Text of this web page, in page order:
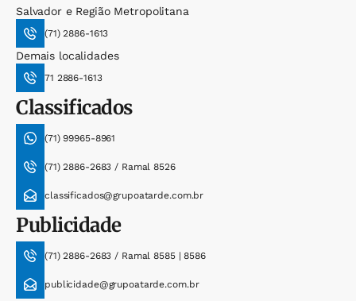
Salvador e Região Metropolitana
(71) 2886-1613
Demais localidades
71 2886-1613
Classificados
(71) 99965-8961
(71) 2886-2683 / Ramal 8526
classificados@grupoatarde.com.br
Publicidade
(71) 2886-2683 / Ramal 8585 | 8586
publicidade@grupoatarde.com.br